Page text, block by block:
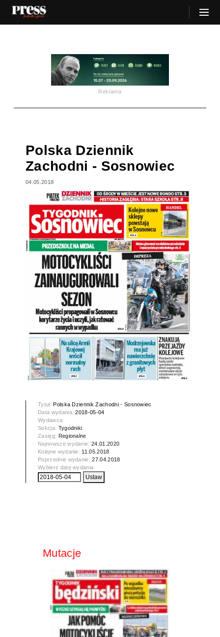
Reklama
Polska Dziennik
Zachodni - Sosnowiec
04.05.2018
Tytuł:Polska Dziennik Zachodni - Sosnowiec
Data wydania:2018-05-04
Wydawca:
Sekcja: Tygodniki
Zasięg: Regionalne
Najnowsze wydanie:24.01.2020
Kolejne wydanie: 11.05.2018
Poprzednie wydanie:27.04.2018
Wybierz datę wydania:
Mutacje